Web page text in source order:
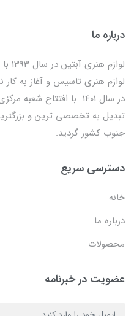
درباره ما
لوازم هنری تاسیس و آغاز به کار
تبدیل به تخصصی ترین و
جنوب کشور گردید.
دسترسی سریع
خانه
درباره ما
محصولات
عضویت در خبرنامه